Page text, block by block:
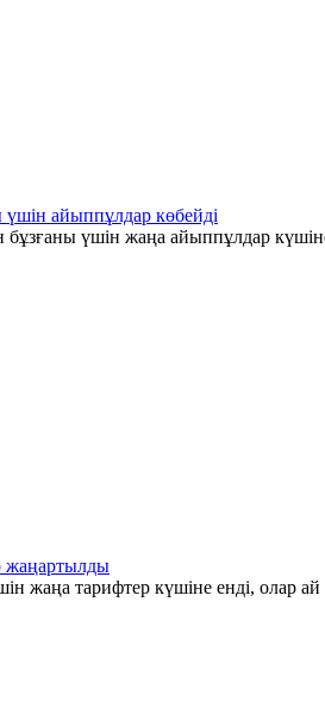
айыппұлдар көбейді
үшін жаңа айыппұлдар
жаңартылды
жаңа тарифтер күшіне енді, олар